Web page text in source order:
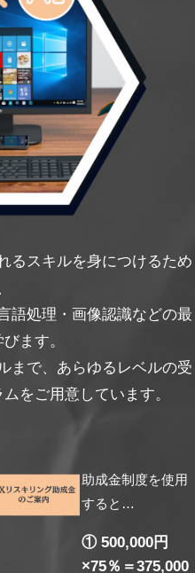
るスキルを身につけるため
語処理・画像認識などの最
ます。
まで、あらゆるレベルの受
をご用意しています。
助成金制度を使用
すると…
① 500,000円
×75％＝375,000